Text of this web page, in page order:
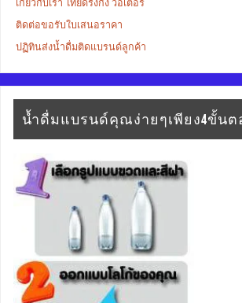
เกี่ยวกับเรา ไทยดริ้งกิ้ง วอเตอร์
ติดต่อขอรับใบเสนอราคา
ปฏิทินส่งน้ำดื่มติดแบรนด์ลูกค้า
น้ำดื่มแบรนด์คุณง่ายๆเพียง4ขั้นต